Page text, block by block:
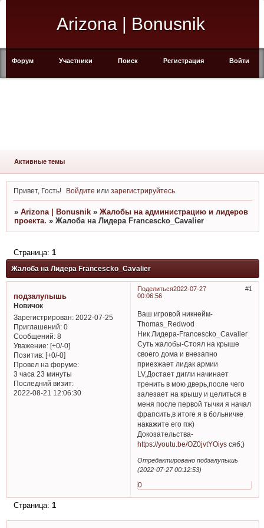
Arizona | Bonusnik
Форум Участники Поиск Регистрация Войти
Активные темы
Привет, Гость! Войдите илизарегистрируйтесь
» Arizona | Bonusnik » Жалобы на администрацию и лидеров
проекта. » Жалоба на Лидера Francescko_Cavalier
Жалоба на Лидера Francescko_Cavalier
Страница: 1
Поделиться 1
2022-07-27
00:06:56
подзалупышь
Новичок
Зарегистрирован: 2022-07-25
Приглашений:0
Сообщений:8
Уважение: [+0/-0]
Позитив: [+0/-0]
Провел на форуме:
3 часа 23 минуты
Последний визит:
2022-08-21 12:06:30
Ваш игровой никнейм-
Thomas_Redwod
Ник Лидера-Francescko_Cavalier
Суть жалобы-Стоял на крыше
своего дома и внезапно
приезжает лидак армии
LV,Достает дигли начинает
тренить в мою дверь,после чего
залезает на крышу и целиться в
меня после первой тычки я начал
фрапсить,в итоге я в больничке
накажите его пж)
Докозательства-
https://youtu.be/OZ0jvtYOiys сяб;)
Отредактировано подзалупышь
(2022-07-27 00:12:53)
0
Страница: 1